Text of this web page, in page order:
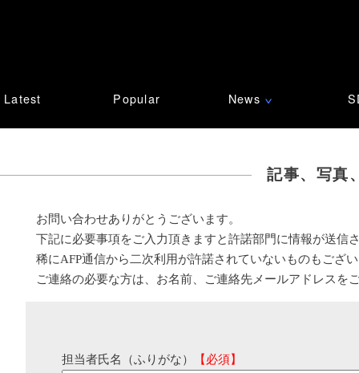
Latest Popular News ∨
記事、写真
お問い合わせありがとうございます。
下記に必要事項をご入力頂きますと許諾部門に情報が送信
稀にAFP通信から二次利用が許諾されていないものもござ
ご連絡の必要な方は、お名前、ご連絡先メールアドレスを
担当者氏名（ふりがな） 【必須】